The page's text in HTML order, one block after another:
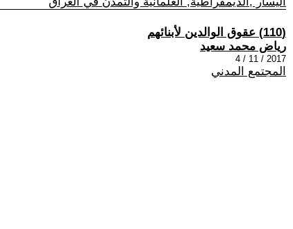
(110) عقوق الوالدين لأبنائهم
رياض محمد سعيد
2017 / 11 / 4
المجتمع المدني